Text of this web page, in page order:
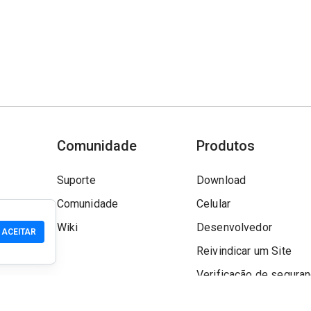
Comunidade
Suporte
Comunidade
Wiki
Produtos
Download
Celular
Desenvolvedor
Reivindicar um Site
Verificação de
ACEITAR